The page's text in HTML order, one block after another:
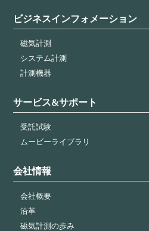
ビジネスインフォメーション
磁気計測
システム計測
計測機器
サービス&サポート
受託試験
ムービーライブラリ
会社情報
会社概要
沿革
磁気計測の歩み